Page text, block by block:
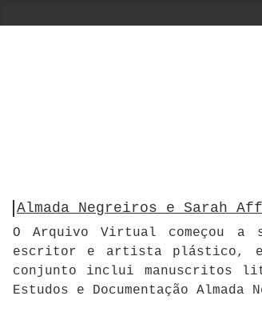
Almada Negreiros e Sarah
O Arquivo Virtual começou a
escritor e artista plástico, e
conjunto inclui manuscritos
Estudos e Documentação Almada